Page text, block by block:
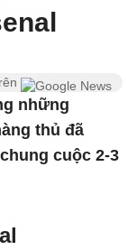
những
thủ đã
cuộc 2-3